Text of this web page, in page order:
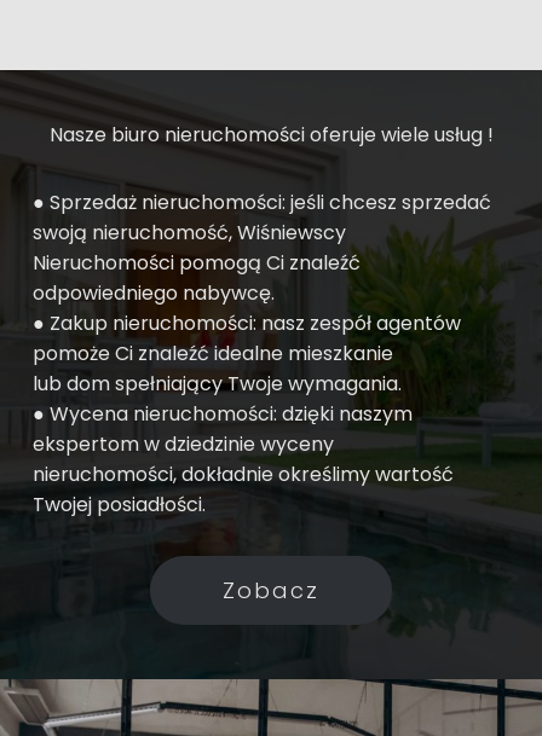
Nasze biuro nieruchomości oferuje wiele usług !
● Sprzedaż nieruchomości: jeśli chcesz sprzedać
swoją nieruchomość, Wiśniewscy
Nieruchomości pomogą Ci znaleźć
odpowiedniego nabywcę.
● Zakup nieruchomości: nasz zespół agentów
pomoże Ci znaleźć idealne mieszkanie
lub dom spełniający Twoje wymagania.
● Wycena nieruchomości: dzięki naszym
ekspertom w dziedzinie wyceny
nieruchomości, dokładnie określimy wartość
Twojej posiadłości.
Zobacz